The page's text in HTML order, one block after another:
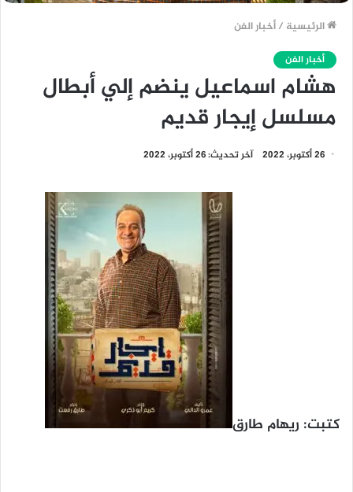
الرئيسية /أخبار الفن
أخبار الفن
هشام اسماعيل ينضم إلي أبطال
مسلسل إيجار قديم
26 أكتوبر، 2022 آخر تحديث: 26 أكتوبر، 2022
كتبت: ريهام طارق